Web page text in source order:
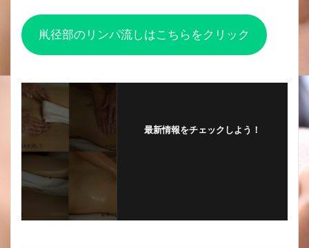
鼡径部のリンパ流しはこちらをクリック
最新情報をチェックしよう！